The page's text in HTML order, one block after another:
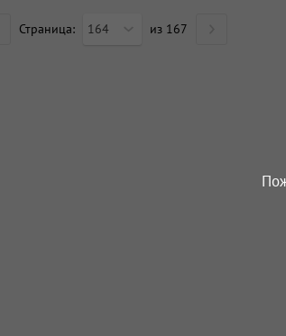
Страница: 164 из 167